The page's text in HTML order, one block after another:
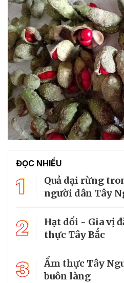
ĐỌC NHIỀU
1
Quả dại rừng
người dân Tây
2
Hạt dổi - Gia vị
thực Tây Bắc
3
Ẩm thực Tây
buôn làng